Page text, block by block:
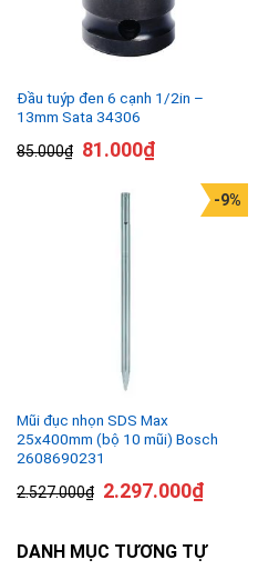
Đầu tuýp đen 6 cạnh 1/2in –
13mm Sata 34306
85.000₫ 81.000₫
Mũi đục nhọn SDS Max
25x400mm (bộ 10 mũi) Bosch
2608690231
2.527.000₫
-9%
2.297.000₫
DANH MỤC TƯƠNG TỰ